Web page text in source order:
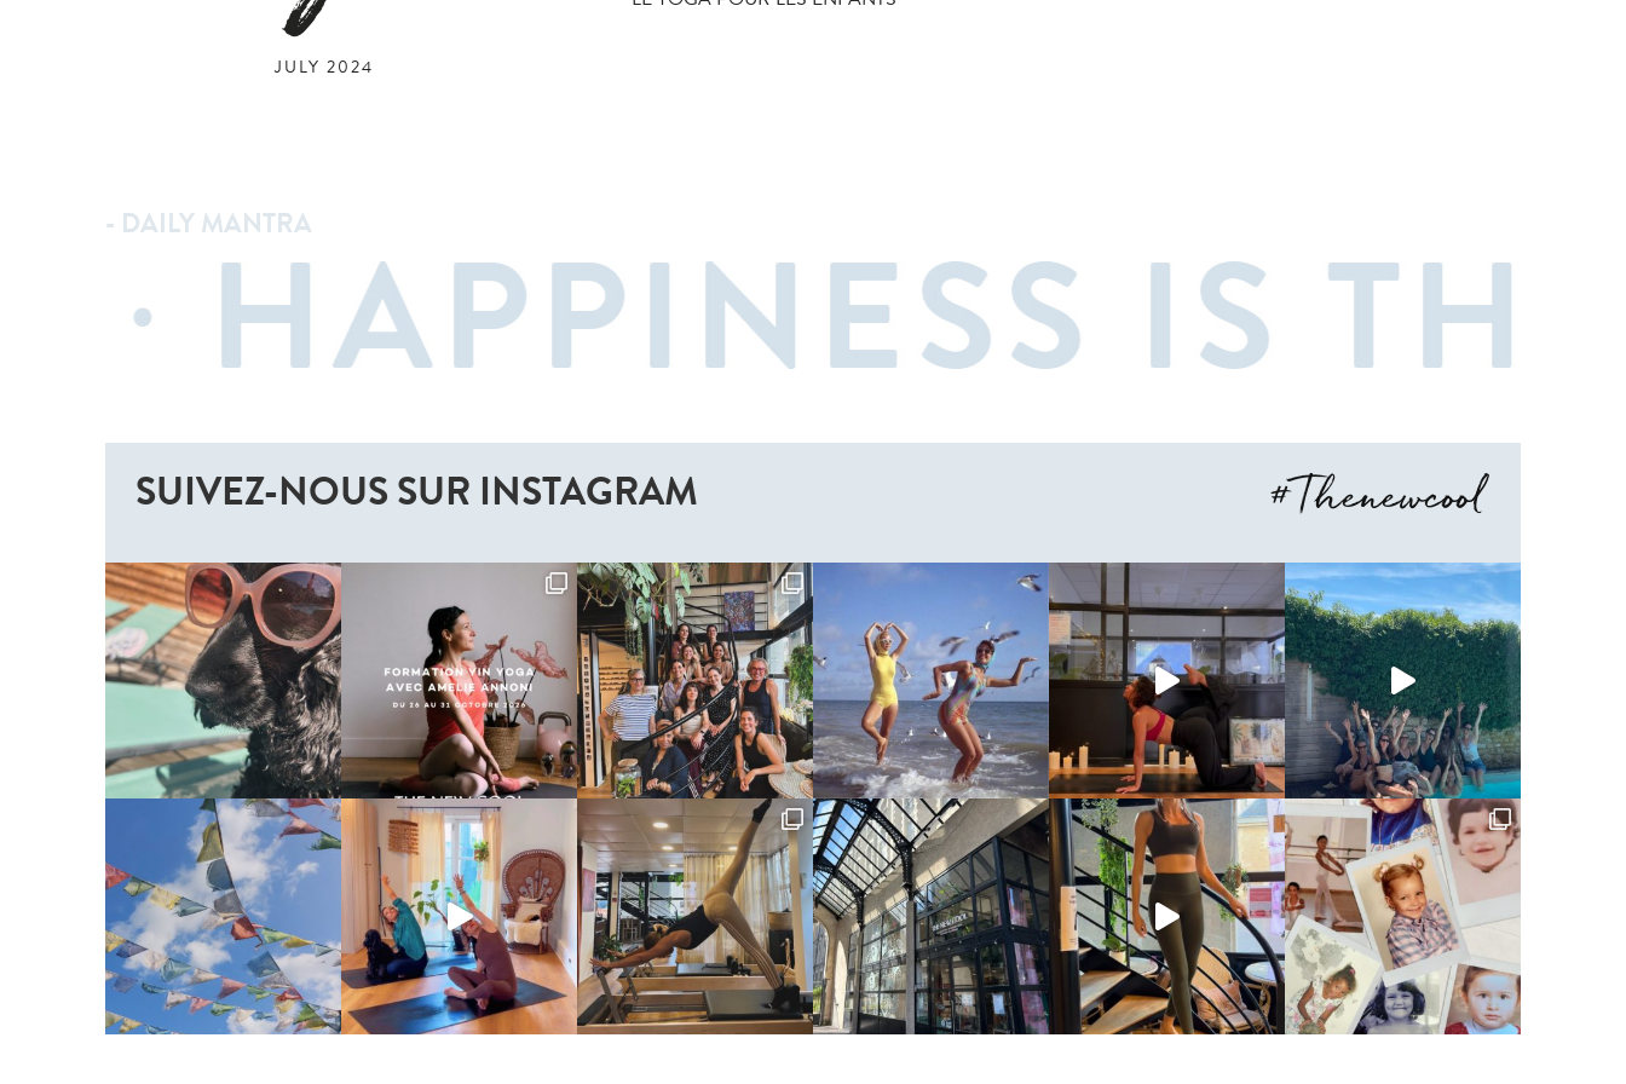
JULY 2024
- DAILY MANTRA
SUIVEZ-NOUS SUR INSTAGRAM #Thenewcool